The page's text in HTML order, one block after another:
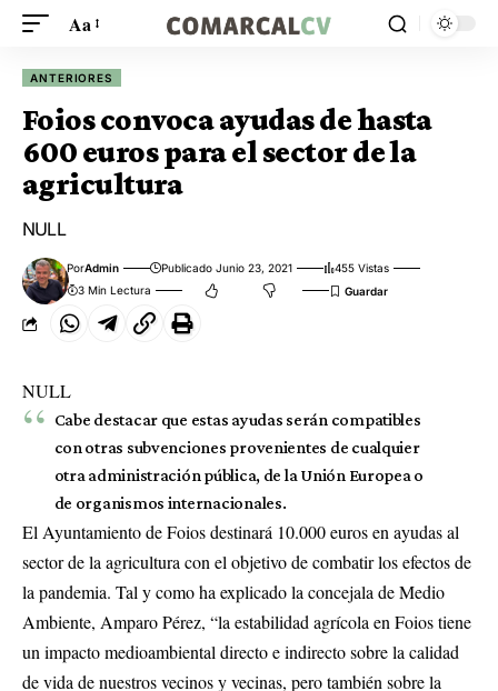
Aa
ANTERIORES
Foios convoca ayudas de hasta
600 euros para el sector de la
agricultura
NULL
PorAdmin Publicado Junio 23, 2021
455 Vistas
3 Min Lectura
NULL
Cabe destacar que estas ayudas serán compatibles
con otras subvenciones provenientes de cualquier
otra administración pública, de la Unión Europea o
de organismos internacionales.
El Ayuntamiento de Foios destinará 10.000 euros en ayudas al
sector de la agricultura con el objetivo de combatir los efectos de
la pandemia. Tal y como ha explicado la concejala de Medio
Ambiente, Amparo Pérez, “la estabilidad agrícola en Foios tiene
un impacto medioambiental directo e indirecto sobre la calidad
de vida de nuestros vecinos y vecinas, pero también sobre la